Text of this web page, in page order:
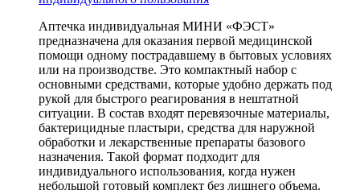
Аптечка индивидуальная МИНИ «ФЭСТ»
предназначена для оказания первой медицинской
помощи одному пострадавшему в бытовых условиях
или на производстве. Это компактный набор с
основными средствами, которые удобно держать под
рукой для быстрого реагирования в нештатной
ситуации. В состав входят перевязочные материалы,
бактерицидные пластыри, средства для наружной
обработки и лекарственные препараты базового
назначения. Такой формат подходит для
индивидуального использования, когда нужен
небольшой готовый комплект без лишнего объема.